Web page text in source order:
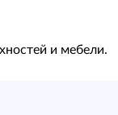
и мебели.